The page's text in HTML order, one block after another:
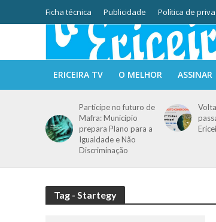
Ficha técnica Publicidade Política de
ERICEIRA TV O MELHOR ASSINAR
Participe no futuro de
Mafra: Município
prepara Plano para a
Igualdade e Não
Discriminação
Tag - Startegy